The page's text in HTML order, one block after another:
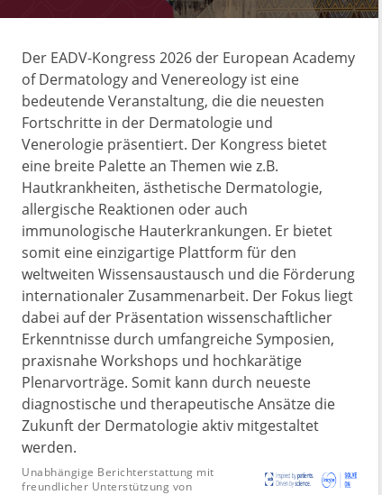
Der EADV-Kongress 2026 der European Academy
of Dermatology and Venereology ist eine
bedeutende Veranstaltung, die die neuesten
Fortschritte in der Dermatologie und
Venerologie präsentiert. Der Kongress bietet
eine breite Palette an Themen wie z.B.
Hautkrankheiten, ästhetische Dermatologie,
allergische Reaktionen oder auch
immunologische Hauterkrankungen. Er bietet
somit eine einzigartige Plattform für den
weltweiten Wissensaustausch und die Förderung
internationaler Zusammenarbeit. Der Fokus liegt
dabei auf der Präsentation wissenschaftlicher
Erkenntnisse durch umfangreiche Symposien,
praxisnahe Workshops und hochkarätige
Plenarvorträge. Somit kann durch neueste
diagnostische und therapeutische Ansätze die
Zukunft der Dermatologie aktiv mitgestaltet
werden.
Unabhängige Berichterstattung mit
freundlicher Unterstützung von